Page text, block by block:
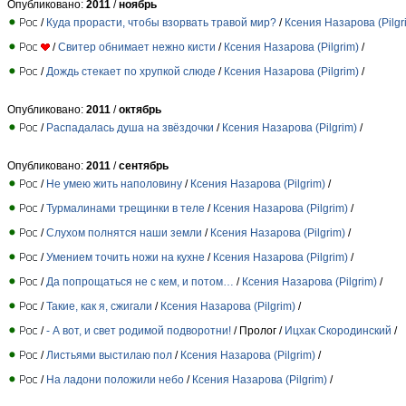
Опубликовано: 2011 /ноябрь
/ Куда прорасти, чтобы взорвать травой мир? / Ксения Назарова
/Свитер обнимает нежно кисти / Ксения Назарова (Pilgrim) /
/ Дождь стекает по хрупкой слюде / Ксения Назарова (Pilgrim) /
Опубликовано: 2011 /октябрь
/ Распадалась душа на звёздочки / Ксения Назарова (Pilgrim) /
Опубликовано: 2011 /сентябрь
/ Не умею жить наполовину / Ксения Назарова (Pilgrim) /
/Турмалинами трещинки в теле / Ксения Назарова (Pilgrim) /
/Слухом полнятся наши земли / Ксения Назарова (Pilgrim) /
/Умением точить ножи на кухне / Ксения Назарова (Pilgrim) /
/ Да попрощаться не с кем, и потом… / Ксения Назарова (Pilgrim) /
/Такие, как я, сжигали / Ксения Назарова (Pilgrim) /
/- А вот, и свет родимой подворотни! / Пролог / Ицхак Скородинский /
/ Листьями выстилаю пол / Ксения Назарова (Pilgrim) /
/ На ладони положили небо / Ксения Назарова (Pilgrim) /